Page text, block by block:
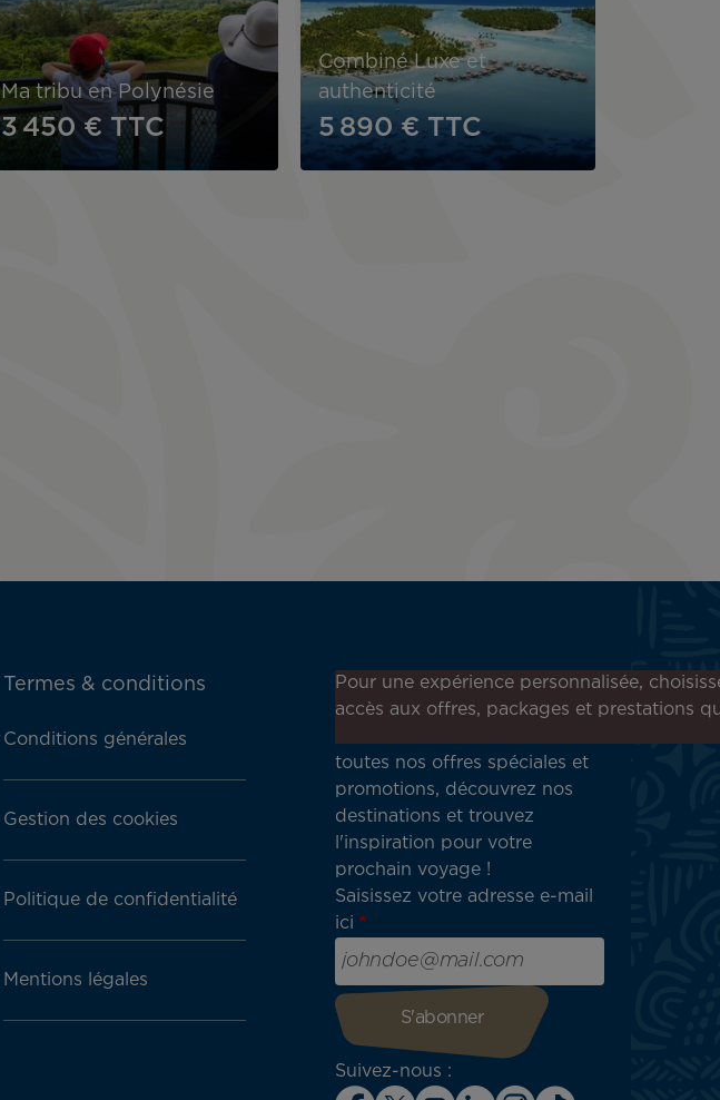
Ma tribu en Polynésie
3 450 € TTC
Combiné Luxe et
authenticité
5 890 € TTC
Termes & conditions
Conditions générales
Gestion des cookies
Politique de confidentialité
Mentions légales
Inscrivez-vous à notre
newsletter !
toutes nos offres spéciales et
promotions, découvrez nos
destinations et trouvez
l'inspiration pour votre
prochain voyage !
Saisissez votre adresse e-mail
ici
Suivez-nous :
Pour une expérience personnalisée,
accès aux offres, packages et prestations